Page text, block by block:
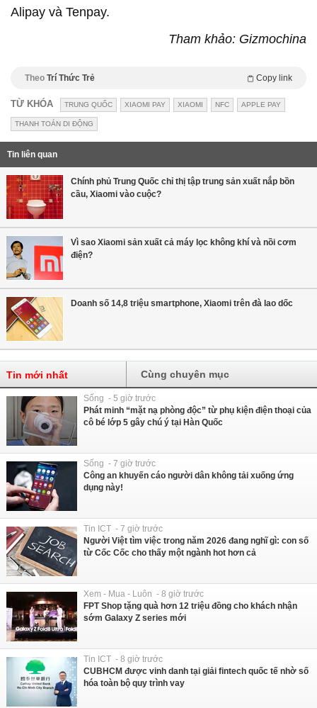
Alipay và Tenpay.
Tham khảo: Gizmochina
Theo Trí Thức Trẻ Copy link
TỪ KHÓA TRUNG QUỐC XIAOMI PAY XIAOMI NFC APPLE PAY
THANH TOÁN DI ĐỘNG
Tin liên quan
Chính phủ Trung Quốc chỉ thị tập trung sản xuất nắp bồn
cầu, Xiaomi vào cuộc?
Vì sao Xiaomi sản xuất cả máy lọc không khí và nồi cơm
điện?
Doanh số 14,8 triệu smartphone, Xiaomi trên đà lao dốc
Tin mới nhất Cùng chuyên mục
Sống - 5 giờ trước
Phát minh “mặt nạ phòng độc” từ phụ kiện điện thoại của
cô bé lớp 5 gây chú ý tại Hàn Quốc
Sống - 7 giờ trước
Công an khuyến cáo người dân không tải xuống ứng
dụng này!
Tin ICT - 7 giờ trước
Người Việt tìm việc trong năm 2026 đang nghĩ gì: con số
từ Cốc Cốc cho thấy một ngành hot hơn cả
Xem - Mua - Luôn - 8 giờ trước
FPT Shop tặng quà hơn 12 triệu đồng cho khách nhận
sớm Galaxy Z series mới
Tin ICT - 8 giờ trước
CUBHCM được vinh danh tại giải fintech quốc tế nhờ số
hóa toàn bộ quy trình vay